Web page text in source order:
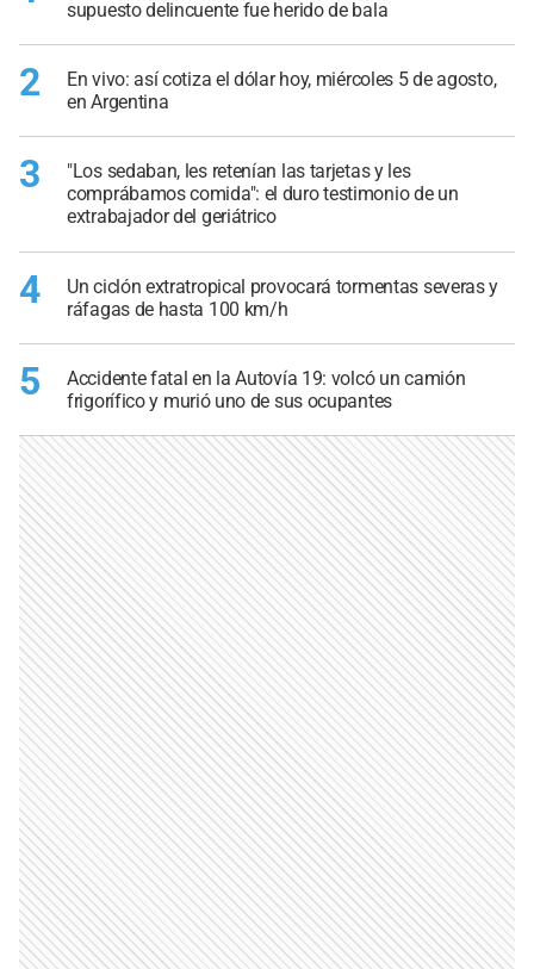
supuesto delincuente fue herido de bala
2
En vivo: así cotiza el dólar hoy, miércoles 5 de agosto,
en Argentina
3
"Los sedaban, les retenían las tarjetas y les
comprábamos comida": el duro testimonio de un
extrabajador del geriátrico
4
Un ciclón extratropical provocará tormentas severas y
ráfagas de hasta 100 km/h
5
Accidente fatal en la Autovía 19: volcó un camión
frigorífico y murió uno de sus ocupantes